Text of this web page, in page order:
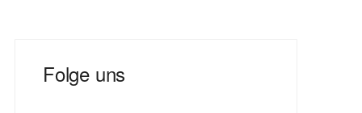
Folge uns